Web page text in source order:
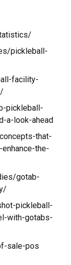
pickleball-
facility-
pickleball-
a-look-ahead
that-
the-
gotab-
pickleball-
with-gotabs-
sale-pos